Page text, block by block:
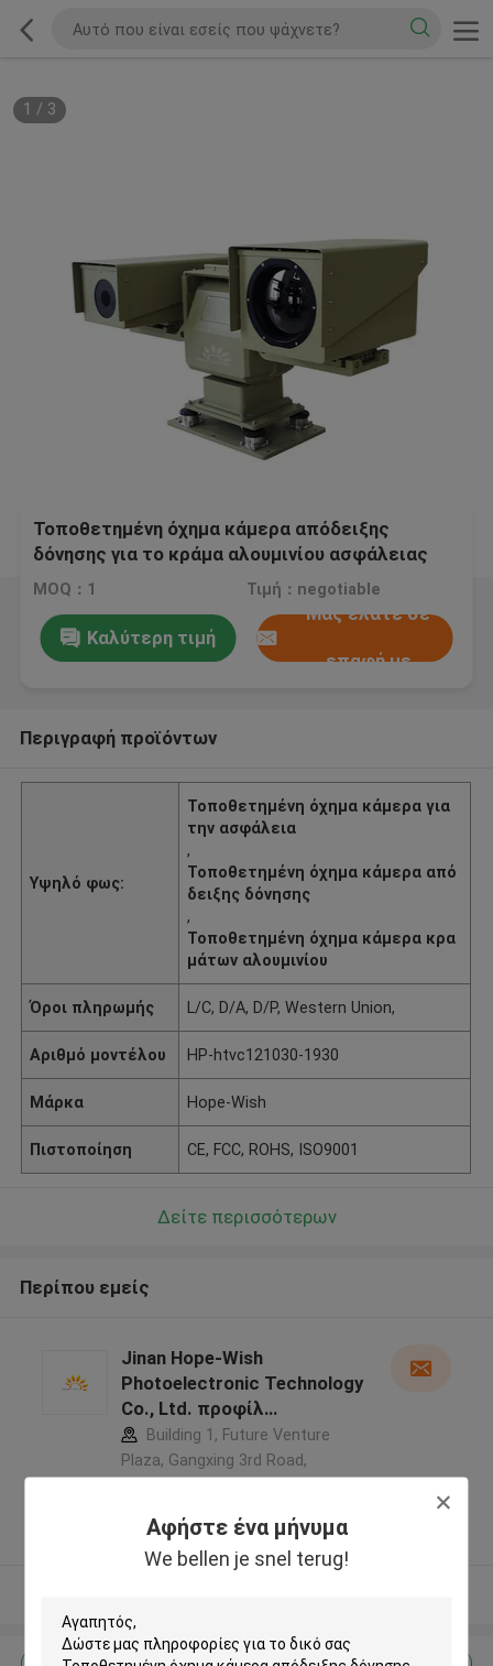
Αφήστε ένα μήνυμα
We bellen je snel terug!
1 / 3
Τοποθετημένη όχημα κάμερα απόδειξης
δόνησης για το κράμα αλουμινίου ασφάλειας
MOQ：1 Τιμή：negotiable
Καλύτερη τιμή
Μας ελάτε σε
επαφή με
Περιγραφή προϊόντων
Υψηλό φως:
Τοποθετημένη όχημα κάμερα για
την ασφάλεια
,
Τοποθετημένη όχημα κάμερα από
δειξης δόνησης
,
Τοποθετημένη όχημα κάμερα κρα
μάτων αλουμινίου
Όροι πληρωμής L/C, D/A, D/P, Western Union,
Αριθμό μοντέλου HP-htvc121030-1930
Μάρκα Hope-Wish
Πιστοποίηση CE, FCC, ROHS, ISO9001
Δείτε περισσότερων
Περίπου εμείς
Jinan Hope-Wish
Photoelectronic Technology
Co., Ltd. προφίλ
κατασκευαστή
Building 1, Future Venture
Plaza, Gangxing 3rd Road,
Ελεγχμένος προμηθευτής